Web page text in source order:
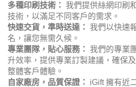
多種印刷技術： 我們提供絲網印刷
技術，以滿足不同客戶的需求。
快速交貨，準時送達： 我們以快速
名，讓您無需久候。
專業團隊，貼心服務： 我們的專業
升效率，提供專業訂製建議，確保
整體客戶體驗。
自家廠房，品質保證：
iGift擁有近